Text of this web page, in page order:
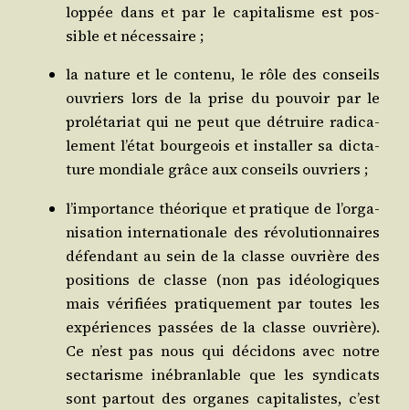
lop­pée dans et par le capi­ta­lisme est pos­
sible et nécessaire ;
la nature et le conte­nu, le rôle des conseils
ouvriers lors de la prise du pou­voir par le
pro­lé­ta­riat qui ne peut que détruire radi­ca­
le­ment l’é­tat bour­geois et ins­tal­ler sa dic­ta­
ture mon­diale grâce aux conseils ouvriers ;
l’im­por­tance théo­rique et pra­tique de l’or­ga­
ni­sa­tion inter­na­tio­nale des révo­lu­tion­naires
défen­dant au sein de la classe ouvrière des
posi­tions de classe (non pas idéo­lo­giques
mais véri­fiées pra­ti­que­ment par toutes les
expé­riences pas­sées de la classe ouvrière).
Ce n’est pas nous qui déci­dons avec notre
sec­ta­risme inébran­lable que les syn­di­cats
sont par­tout des organes capi­ta­listes, c’est